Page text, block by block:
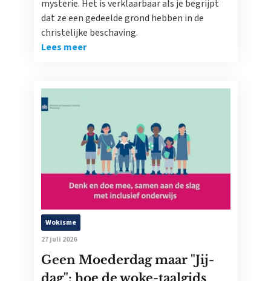
mysterie. Het is verklaarbaar als je begrijpt
dat ze een gedeelde grond hebben in de
christelijke beschaving.
Lees meer
Wokisme
27 juli 2026
Geen Moederdag maar "Jij-
dag": hoe de woke-taalgids